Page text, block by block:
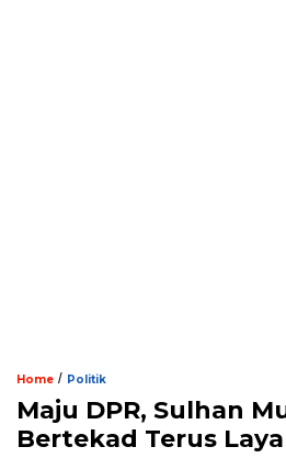
Home / Politik
Maju DPR, Sulhan
Bertekad Terus